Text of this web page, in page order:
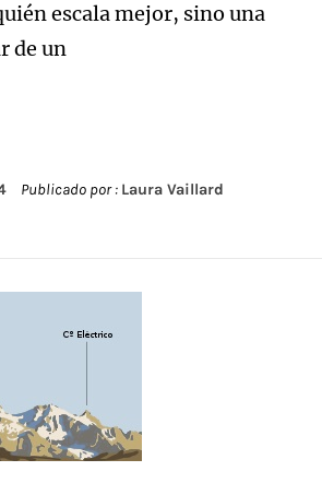
escala mejor, sino una
de un
Publicado por : Laura Vaillard